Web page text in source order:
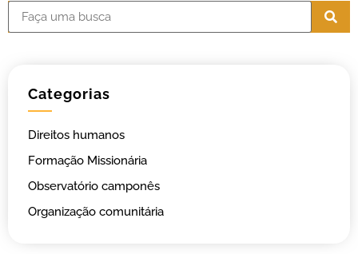
Categorias
Direitos humanos
Formação Missionária
Observatório camponês
Organização comunitária